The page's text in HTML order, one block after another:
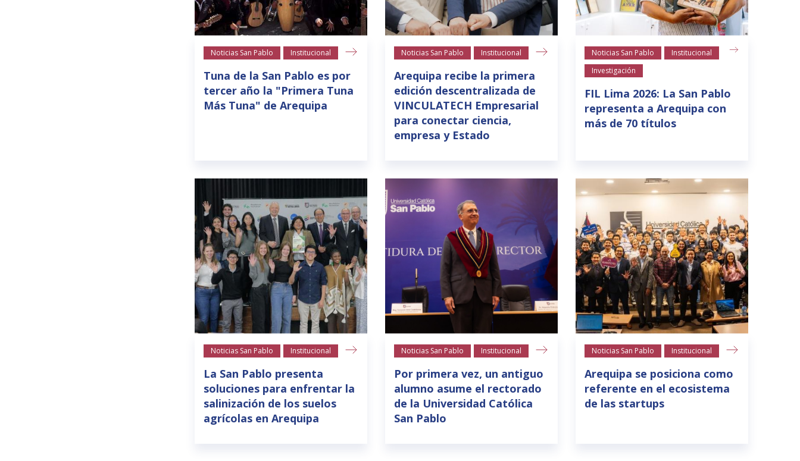
Noticias San Pablo Institucional
Tuna de la San Pablo es por
tercer año la "Primera Tuna
Más Tuna" de Arequipa
Noticias San Pablo Institucional
Arequipa recibe la primera
edición descentralizada de
VINCULATECH Empresarial
para conectar ciencia,
empresa y Estado
Noticias San Pablo
Institucional
Investigación
FIL Lima 2026: La San Pablo
representa a Arequipa con
más de 70 títulos
Noticias San Pablo Institucional
La San Pablo presenta
soluciones para enfrentar la
salinización de los suelos
agrícolas en Arequipa
Noticias San Pablo Institucional
Por primera vez, un antiguo
alumno asume el rectorado
de la Universidad Católica
San Pablo
Noticias San Pablo Institucional
Arequipa se posiciona como
referente en el ecosistema
de las startups